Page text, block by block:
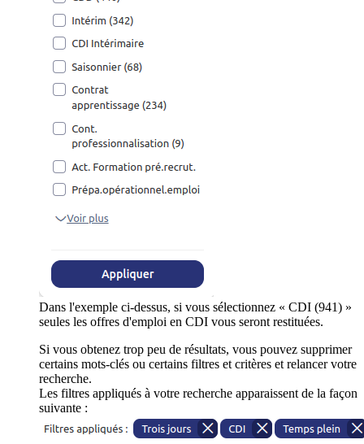
Dans l'exemple ci-dessus, si vous sélectionnez « CDI (941) »
seules les offres d'emploi en CDI vous seront restituées.
Si vous obtenez trop peu de résultats, vous pouvez supprimer
certains mots-clés ou certains filtres et critères et relancer votre
recherche.
Les filtres appliqués à votre recherche apparaissent de la façon
suivante :